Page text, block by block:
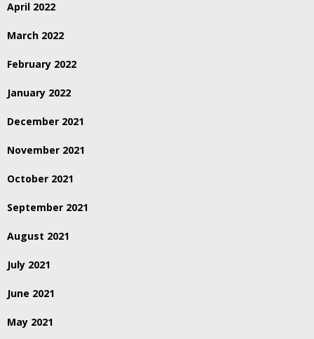
April 2022
March 2022
February 2022
January 2022
December 2021
November 2021
October 2021
September 2021
August 2021
July 2021
June 2021
May 2021